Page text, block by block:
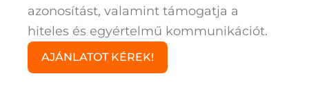
azonosítást, valamint támogatja a
hiteles és egyértelmű kommunikációt.
AJÁNLATOT KÉREK!